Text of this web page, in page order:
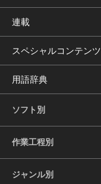
連載
スペシャルコンテンツ
用語辞典
ソフト別
作業工程別
ジャンル別